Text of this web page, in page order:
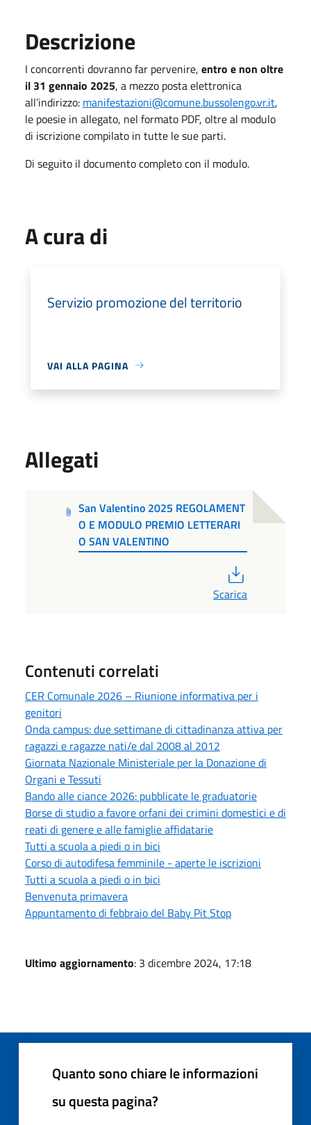
Descrizione
I concorrenti dovranno far pervenire, entro e non oltre
il 31 gennaio 2025, a mezzo posta elettronica
all’indirizzo: manifestazioni@comune.bussolengo.vr.it,
le poesie in allegato, nel formato PDF, oltre al modulo
di iscrizione compilato in tutte le sue parti.
Di seguito il documento completo con il modulo.
A cura di
Servizio promozione del territorio
VAI ALLA PAGINA
Allegati
San Valentino 2025 REGOLAMENT
O E MODULO PREMIO LETTERARI
O SAN VALENTINO
Scarica
Contenuti correlati
CER Comunale 2026 – Riunione informativa per i
genitori
Onda campus: due settimane di cittadinanza attiva per
ragazzi e ragazze nati/e dal 2008 al 2012
Giornata Nazionale Ministeriale per la Donazione di
Organi e Tessuti
Bando alle ciance 2026: pubblicate le graduatorie
Borse di studio a favore orfani dei crimini domestici e di
reati di genere e alle famiglie affidatarie
Tutti a scuola a piedi o in bici
Corso di autodifesa femminile - aperte le iscrizioni
Tutti a scuola a piedi o in bici
Benvenuta primavera
Appuntamento di febbraio del Baby Pit Stop
Ultimo aggiornamento: 3 dicembre 2024, 17:18
Quanto sono chiare le informazioni
su questa pagina?